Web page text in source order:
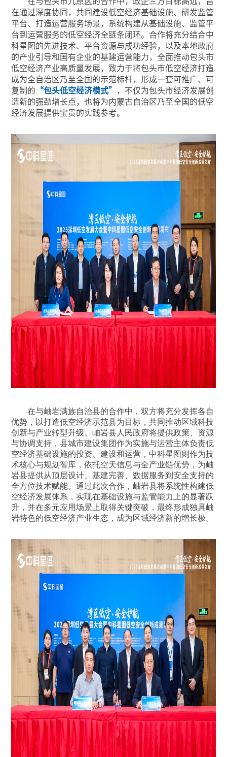
在通过深度协同，共同建设低空经济基础设施、研发监管
平台、打造运营服务场景，系统构建从基础设施、监管平
台到运营服务的低空经济全链条闭环。合作将充分结合中
科星图的先进技术、平台资源与成功经验，以及本地政府
的产业引导和国有企业的基建运营能力，全面推动包头市
低空经济产业高质量发展，致力于将包头市低空经济打造
成为全自治区乃至全国的示范标杆，形成一套可推广、可
复制的 “包头低空经济模式” ，不仅为包头市经济发展创
造新的强劲增长点，也将为内蒙古自治区乃至全国的低空
经济发展提供宝贵的实践参考。
在与岫岩满族自治县的合作中，双方将充分发挥各自
优势，以打造低空经济示范县为目标，共同推动区域科技
创新与产业转型升级。岫岩县人民政府将提供政策、资源
与协调支持，县城市建设集团作为实施与运营主体负责低
空经济基础设施的投资、建设和运营，中科星图则作为技
术核心与规划智库，依托空天信息与全产业链优势，为岫
岩县提供从顶层设计、基建完善、数据服务到安全支持的
全方位技术赋能。通过此次合作，岫岩县将系统性构建低
空经济发展体系，实现在基础设施与监管能力上的显著跃
升，并在多元应用场景上取得关键突破，最终形成独具岫
岩特色的低空经济产业生态，成为区域经济新的增长极。